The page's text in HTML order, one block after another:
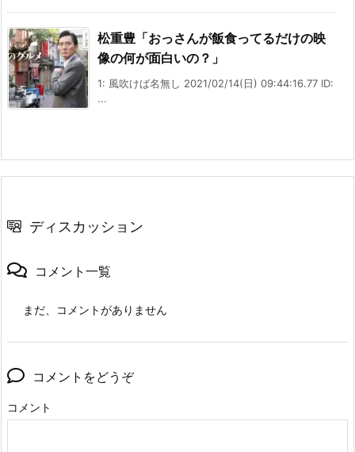
松重豊「おっさんが飯食ってるだけの映
像の何が面白いの？」
1: 風吹けば名無し 2021/02/14(日) 09:44:16.77 ID:
...
ディスカッション
コメント一覧
まだ、コメントがありません
コメントをどうぞ
コメント